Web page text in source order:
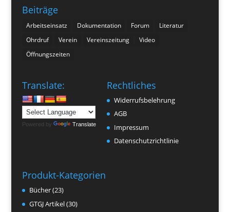
Beiträge
Arbeitseinsatz Dokumentation Forum
Literatur
Ohrdruf
Verein Vereinszeitung
Video
Öffnungszeiten
Translate:
Powered by Translate
Rechtliches
Widerrufsbelehrung
AGB
Impressum
Datenschutzrichtlinie
Produkt-Kategorien
Bücher(23)
GTGJ Artikel(30)